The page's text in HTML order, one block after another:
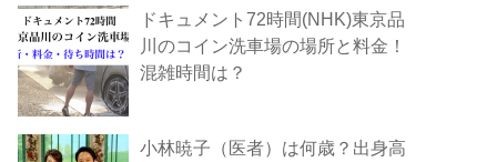
ドキュメント72時間(NHK)東京品
川のコイン洗車場の場所と料金！
混雑時間は？
小林暁子（医者）は何歳？出身高